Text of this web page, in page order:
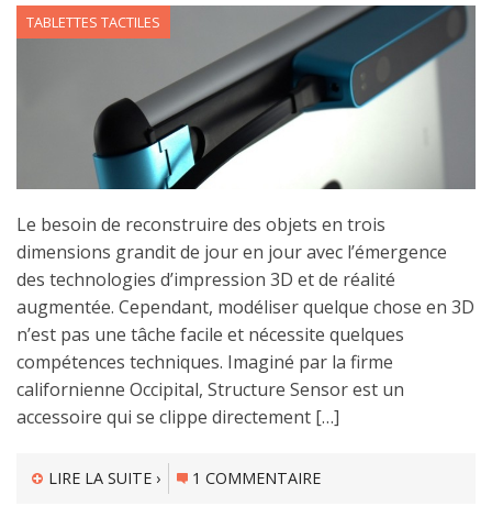
TABLETTES TACTILES
Le besoin de reconstruire des objets en trois
dimensions grandit de jour en jour avec l’émergence
des technologies d’impression 3D et de réalité
augmentée. Cependant, modéliser quelque chose en 3D
n’est pas une tâche facile et nécessite quelques
compétences techniques. Imaginé par la firme
californienne Occipital, Structure Sensor est un
accessoire qui se clippe directement […]
LIRE LA SUITE › 1 COMMENTAIRE